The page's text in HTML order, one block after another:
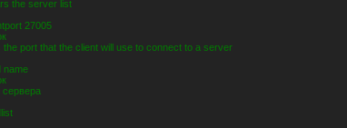
the server list
27005
the port that the client will use to connect to a server
name
сервера